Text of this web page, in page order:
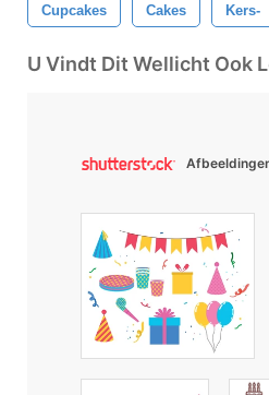
Cupcakes Cakes Kers-
U Vindt Dit Wellicht Ook